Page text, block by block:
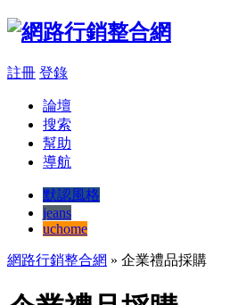
註冊 登錄
論壇
搜索
幫助
導航
默認風格
jeans
uchome
網路行銷整合網 » 企業禮品採購